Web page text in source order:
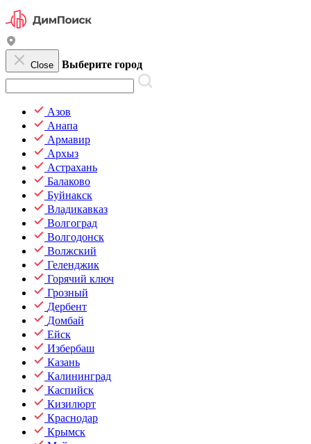
Close Выберите город
Азов
Анапа
Армавир
Архыз
Астрахань
Балаково
Буйнакск
Владикавказ
Волгоград
Волгодонск
Волжский
Геленджик
Горячий ключ
Грозный
Дербент
Домбай
Ейск
Избербаш
Казань
Калининград
Каспийск
Кизилюрт
Краснодар
Крымск